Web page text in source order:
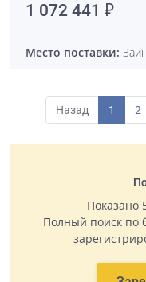
1 072 441 ₽
Место поставки:
Назад 1 2
Показано
Полный поиск по